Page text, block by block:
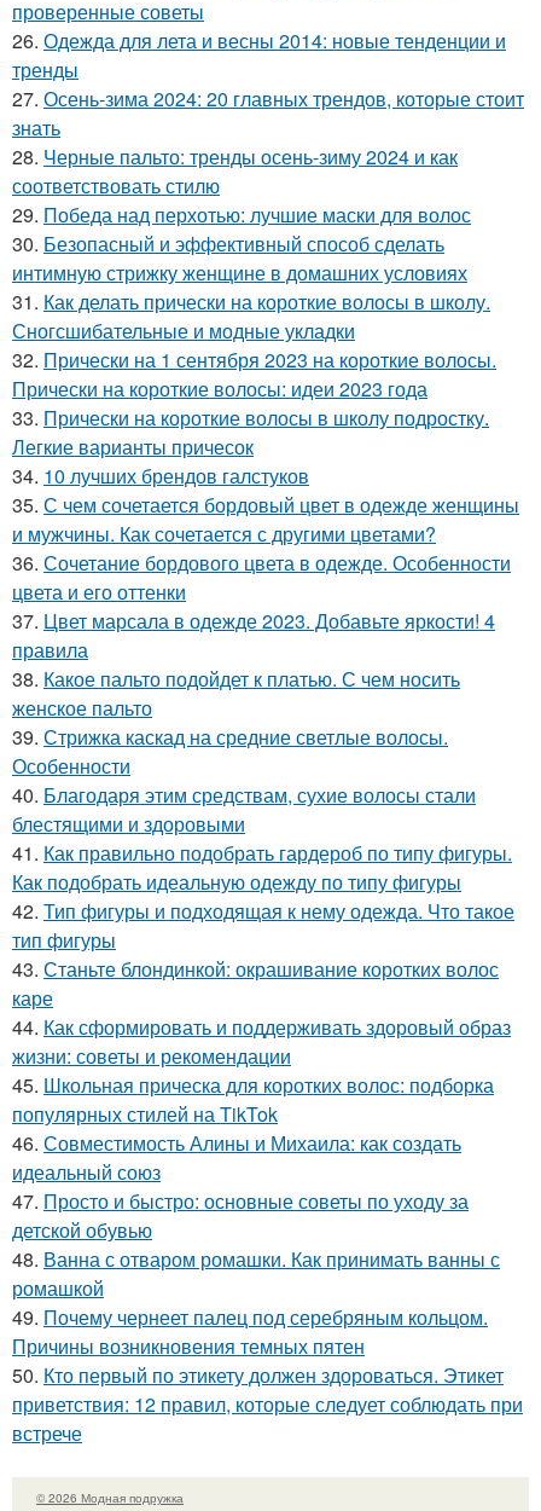
проверенные советы
26. Одежда для лета и весны 2014: новые тенденции и
тренды
27. Осень-зима 2024: 20 главных трендов, которые стоит
знать
28. Черные пальто: тренды осень-зиму 2024 и как
соответствовать стилю
29. Победа над перхотью: лучшие маски для волос
30. Безопасный и эффективный способ сделать
интимную стрижку женщине в домашних условиях
31. Как делать прически на короткие волосы в школу.
Сногсшибательные и модные укладки
32. Прически на 1 сентября 2023 на короткие волосы.
Прически на короткие волосы: идеи 2023 года
33. Прически на короткие волосы в школу подростку.
Легкие варианты причесок
34. 10 лучших брендов галстуков
35. С чем сочетается бордовый цвет в одежде женщины
и мужчины. Как сочетается с другими цветами?
36. Сочетание бордового цвета в одежде. Особенности
цвета и его оттенки
37. Цвет марсала в одежде 2023. Добавьте яркости! 4
правила
38. Какое пальто подойдет к платью. С чем носить
женское пальто
39. Стрижка каскад на средние светлые волосы.
Особенности
40. Благодаря этим средствам, сухие волосы стали
блестящими и здоровыми
41. Как правильно подобрать гардероб по типу фигуры.
Как подобрать идеальную одежду по типу фигуры
42. Тип фигуры и подходящая к нему одежда. Что такое
тип фигуры
43. Станьте блондинкой: окрашивание коротких волос
каре
44. Как сформировать и поддерживать здоровый образ
жизни: советы и рекомендации
45. Школьная прическа для коротких волос: подборка
популярных стилей на TikTok
46. Совместимость Алины и Михаила: как создать
идеальный союз
47. Просто и быстро: основные советы по уходу за
детской обувью
48. Ванна с отваром ромашки. Как принимать ванны с
ромашкой
49. Почему чернеет палец под серебряным кольцом.
Причины возникновения темных пятен
50. Кто первый по этикету должен здороваться. Этикет
приветствия: 12 правил, которые следует соблюдать при
встрече
© 2026 Модная подружка